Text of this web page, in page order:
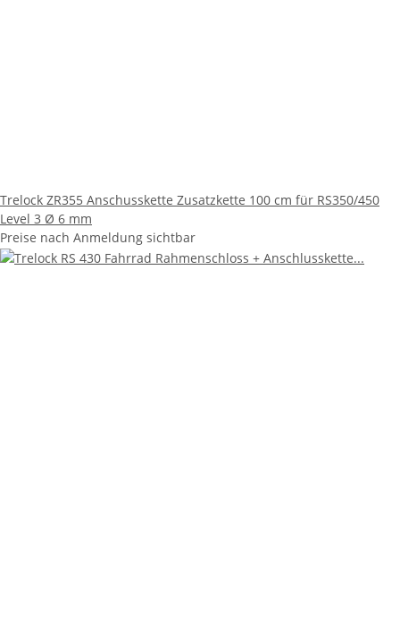
Trelock ZR355 Anschusskette Zusatzkette 100 cm für RS350/450
Level 3 Ø 6 mm
Preise nach Anmeldung sichtbar